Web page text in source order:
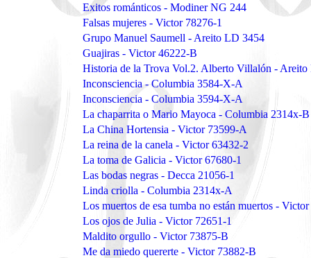
Exitos románticos - Modiner NG 244
Falsas mujeres - Victor 78276-1
Grupo Manuel Saumell - Areito LD 3454
Guajiras - Victor 46222-B
Historia de la Trova Vol.2. Alberto Villalón - Areito
Inconsciencia - Columbia 3584-X-A
Inconsciencia - Columbia 3594-X-A
La chaparrita o Mario Mayoca - Columbia 2314x-B
La China Hortensia - Victor 73599-A
La reina de la canela - Victor 63432-2
La toma de Galicia - Victor 67680-1
Las bodas negras - Decca 21056-1
Linda criolla - Columbia 2314x-A
Los muertos de esa tumba no están muertos -
Los ojos de Julia - Victor 72651-1
Maldito orgullo - Victor 73875-B
Me da miedo quererte - Victor 73882-B